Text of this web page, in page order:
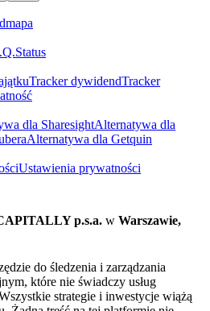
Status
Tracker dywidendTracker
dla SharesightAlternatywa dla
Alternatywa dla Getquin
Ustawienia prywatności
p.s.a. w Warszawie,
do śledzenia i zarządzania
które nie świadczy usług
strategie i inwestycje wiążą